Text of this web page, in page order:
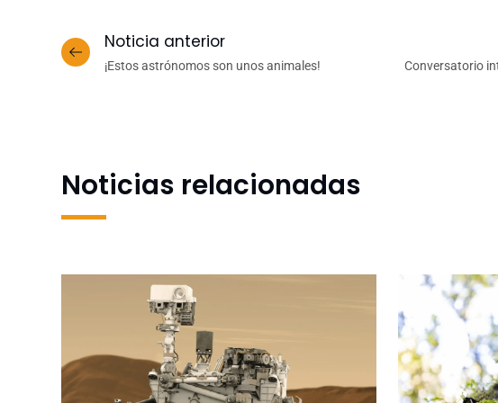
Noticia anterior
¡Estos astrónomos son unos animales!
Conversatorio
Noticias relacionadas